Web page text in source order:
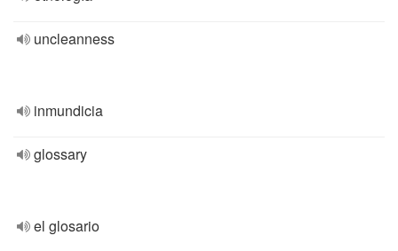
uncleanness
inmundicia
glossary
el glosario